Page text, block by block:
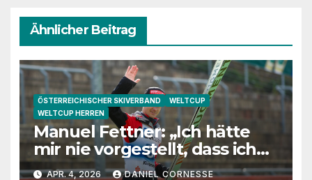
Ähnlicher Beitrag
ÖSTERREICHISCHER SKIVERBAND
WELTCUP
WELTCUP HERREN
Manuel Fettner: „Ich hätte
mir nie vorgestellt, dass ich
so lange springe“
APR. 4, 2026 DANIEL CORNESSE